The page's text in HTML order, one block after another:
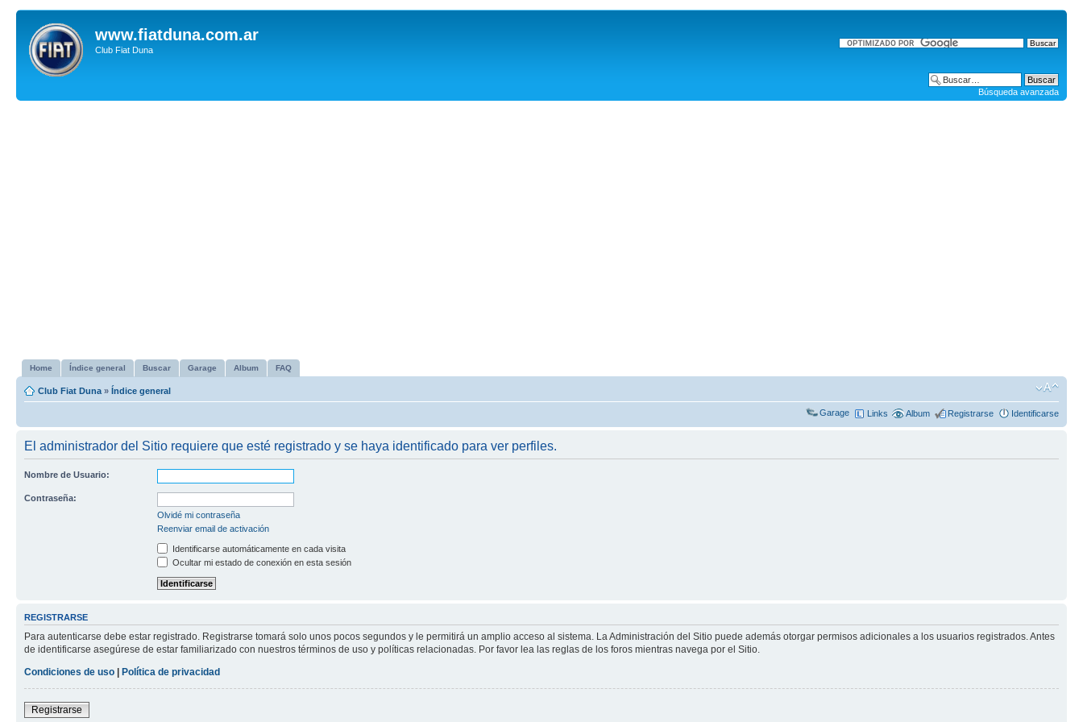
www.fiatduna.com.ar
Club Fiat Duna
Búsqueda avanzada
Home Índice general Buscar Garage Album FAQ
Club Fiat Duna » Índice general
Garage Links Album Registrarse Identificarse
El administrador del Sitio requiere que esté registrado y se haya identificado para ver perfiles.
Nombre de Usuario:
Contraseña:
Olvidé mi contraseña
Reenviar email de activación
Identificarse automáticamente en cada visita
Ocultar mi estado de conexión en esta sesión
REGISTRARSE
Para autenticarse debe estar registrado. Registrarse tomará solo unos pocos segundos y le permitirá un amplio acceso al sistema. La Administración del Sitio puede además otorgar permisos adicionales a los usuarios registrados. Antes
de identificarse asegúrese de estar familiarizado con nuestros términos de uso y políticas relacionadas. Por favor lea las reglas de los foros mientras navega por el Sitio.
Condiciones de uso | Política de privacidad
Registrarse